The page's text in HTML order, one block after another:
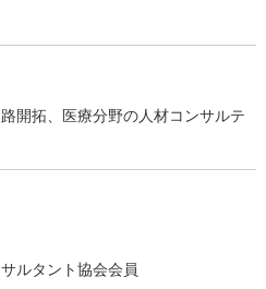
開拓、医療分野の人材コンサルテ
ルタント協会会員